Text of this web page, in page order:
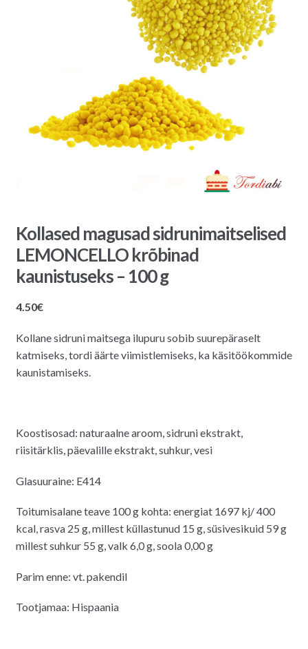
Kollased magusad sidrunimaitselised
LEMONCELLO krõbinad
kaunistuseks – 100 g
4.50€
Kollane sidruni maitsega ilupuru sobib suurepäraselt
katmiseks, tordi äärte viimistlemiseks, ka käsitöökommide
kaunistamiseks.
Koostisosad: naturaalne aroom, sidruni ekstrakt,
riisitärklis, päevalille ekstrakt, suhkur, vesi
Glasuuraine: E414
Toitumisalane teave 100 g kohta: energiat 1697 kj/ 400
kcal, rasva 25 g, millest küllastunud 15 g, süsivesikuid 59 g
millest suhkur 55 g, valk 6,0 g, soola 0,00 g
Parim enne: vt. pakendil
Tootjamaa: Hispaania